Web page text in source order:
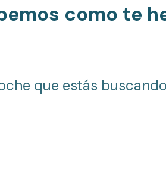
como te
que estás